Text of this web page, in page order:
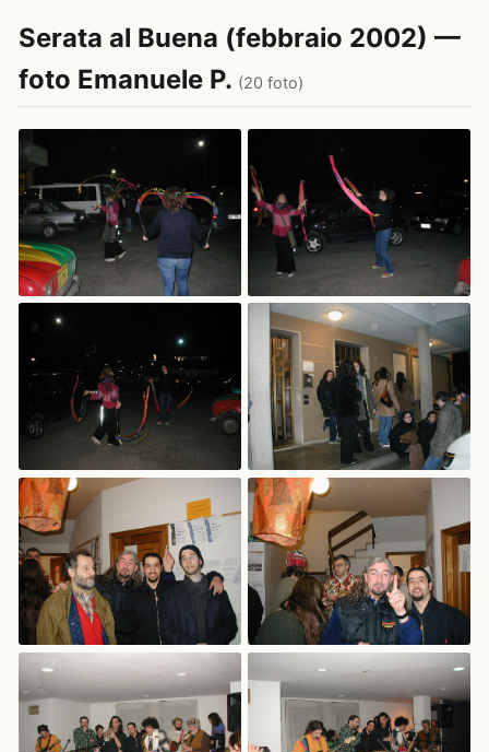
Serata al Buena (febbraio 2002) —
foto Emanuele P. (20 foto)